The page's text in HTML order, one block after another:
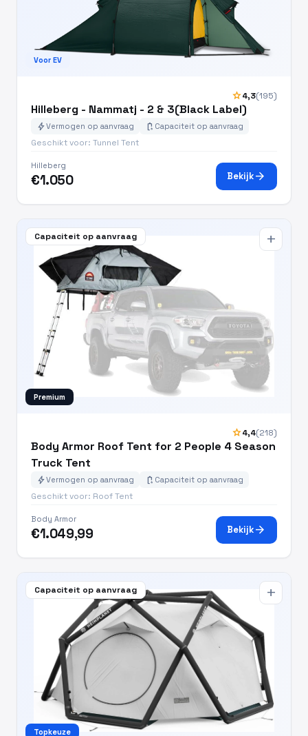
Voor EV
star4,3(195)
Hilleberg - Nammatj - 2 & 3(Black Label)
boltVermogen op aanvraag battery_charging_full Capaciteit op aanvraag
Geschikt voor: Tunnel Tent
Hilleberg
€1.050 Bekijkarrow_forward
Capaciteit op aanvraag
Premium
add
star4,4(218)
Body Armor Roof Tent for 2 People 4 Season
Truck Tent
boltVermogen op aanvraag battery_charging_full Capaciteit op aanvraag
Geschikt voor: Roof Tent
Body Armor
€1.049,99 Bekijkarrow_forward
Capaciteit op aanvraag
Topkeuze
add